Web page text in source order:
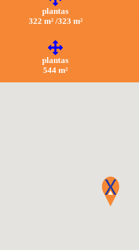
plantas
322 m² /323 m²
plantas
544 m²